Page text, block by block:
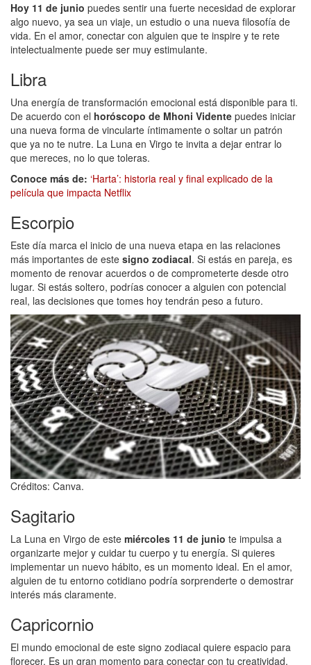
Hoy 11 de junio puedes sentir una fuerte necesidad de explorar
algo nuevo, ya sea un viaje, un estudio o una nueva filosofía de
vida. En el amor, conectar con alguien que te inspire y te rete
intelectualmente puede ser muy estimulante.
Libra
Una energía de transformación emocional está disponible para ti.
De acuerdo con el horóscopo de Mhoni Vidente puedes iniciar
una nueva forma de vincularte íntimamente o soltar un patrón
que ya no te nutre. La Luna en Virgo te invita a dejar entrar lo
que mereces, no lo que toleras.
Conoce más de: ‘Harta’: historia real y final explicado de la
película que impacta Netflix
Escorpio
Este día marca el inicio de una nueva etapa en las relaciones
más importantes de este signo zodiacal. Si estás en pareja, es
momento de renovar acuerdos o de comprometerte desde otro
lugar. Si estás soltero, podrías conocer a alguien con potencial
real, las decisiones que tomes hoy tendrán peso a futuro.
Créditos: Canva.
Sagitario
La Luna en Virgo de este miércoles 11 de junio te impulsa a
organizarte mejor y cuidar tu cuerpo y tu energía. Si quieres
implementar un nuevo hábito, es un momento ideal. En el amor,
alguien de tu entorno cotidiano podría sorprenderte o demostrar
interés más claramente.
Capricornio
El mundo emocional de este signo zodiacal quiere espacio para
florecer. Es un gran momento para conectar con tu creatividad,